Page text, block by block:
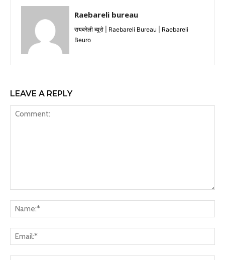
Raebareli bureau
रायबरेली ब्यूरो | Raebareli Bureau | Raebareli
Beuro
LEAVE A REPLY